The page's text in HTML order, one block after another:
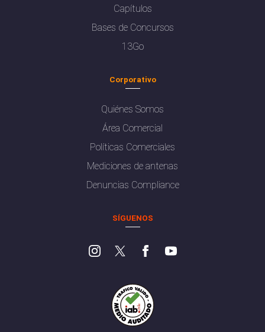
Capítulos
Bases de Concursos
13Go
Corporativo
Quiénes Somos
Área Comercial
Políticas Comerciales
Mediciones de antenas
Denuncias Compliance
SÍGUENOS